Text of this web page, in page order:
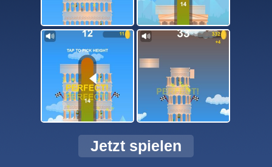
Jetzt spielen